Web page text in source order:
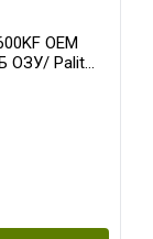
OEM
ОЗУ/ Palit
3xDP